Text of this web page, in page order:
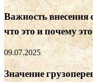
Важность внесения
что это и почему
09.07.2025
Значение